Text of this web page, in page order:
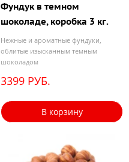
Фундук в темном
шоколаде, коробка 3 кг.
Нежные и ароматные фундуки,
облитые изысканным темным
шоколадом
3399 РУБ.
В корзину